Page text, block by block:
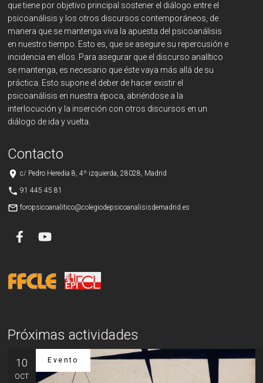
que tiene por objetivo principal sostener el diálogo entre el
psicoanálisis y los otros discursos contemporáneos, de
manera que se mantenga viva la apuesta del psicoanálisis
en nuestro tiempo. Esto es, que se asegure su repercusión e
incidencia en ellos. Para asegurar que el discurso analítico
se mantenga, es necesario que éste vaya más allá de su
práctica. Esto supone el deber de hacer existir el
psicoanálisis en nuestra época, abriéndose a la
interlocución y la inserción con otros discursos en un
diálogo de ida y vuelta.
Contacto
place c/ Pedro Heredia 8, 4º izquierda, 28028, Madrid
phone 91 445 45 81
mail_outline foropsicoanalitico@colegiodepsicoanalisisdemadrid.es
Próximas actividades
10
OCT
Evento